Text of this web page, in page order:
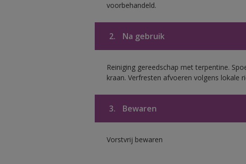
voorbehandeld.
2. Na gebruik
Reiniging gereedschap met terpentine.
kraan. Verfresten afvoeren volgens lokale
3. Bewaren
Vorstvrij bewaren